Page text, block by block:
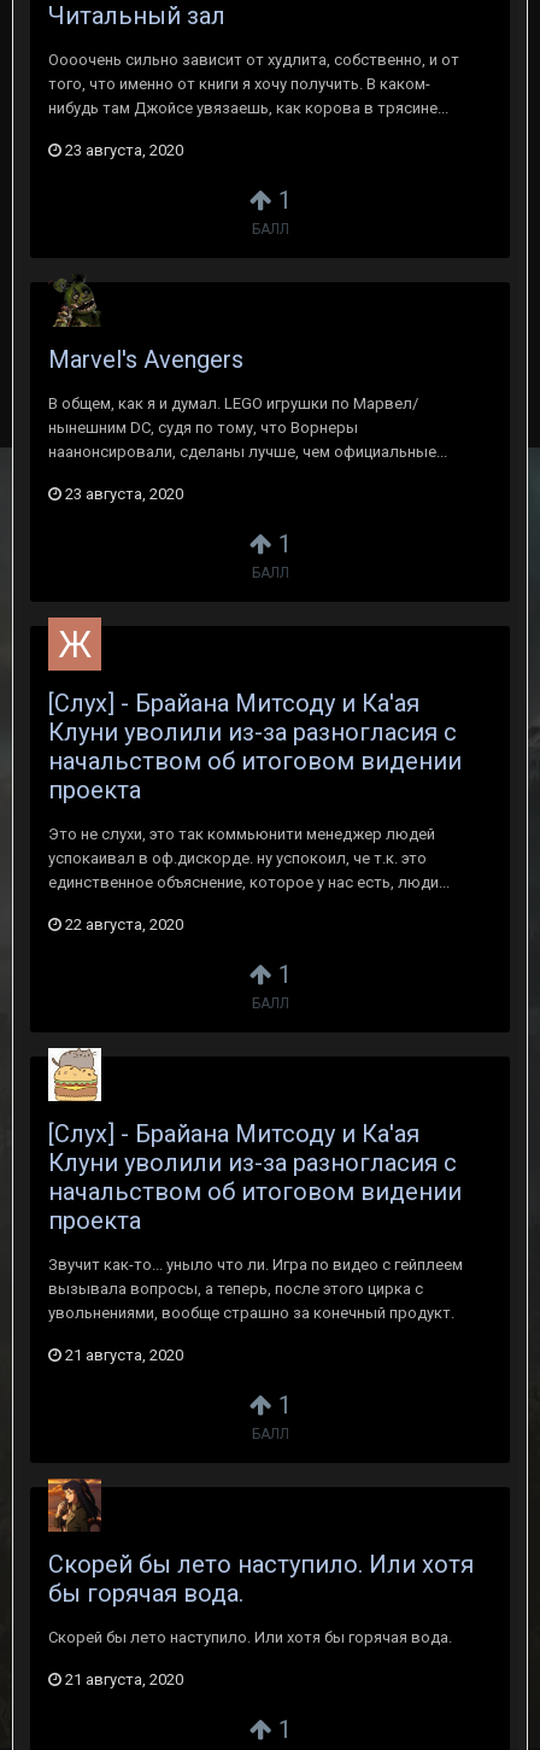
1
БАЛЛ
Читальный зал
Оооочень сильно зависит от худлита, собственно, и от
того, что именно от книги я хочу получить. В каком-
нибудь там Джойсе увязаешь, как корова в трясине...
23 августа, 2020
1
БАЛЛ
Marvel's Avengers
В общем, как я и думал. LEGO игрушки по Марвел/
нынешним DC, судя по тому, что Ворнеры
наанонсировали, сделаны лучше, чем официальные...
23 августа, 2020
1
БАЛЛ
[Слух] - Брайана Митсоду и Ка'ая
Клуни уволили из-за разногласия с
начальством об итоговом видении
проекта
Это не слухи, это так коммьюнити менеджер людей
успокаивал в оф.дискорде. ну успокоил, че т.к. это
единственное объяснение, которое у нас есть, люди...
22 августа, 2020
1
БАЛЛ
[Слух] - Брайана Митсоду и Ка'ая
Клуни уволили из-за разногласия с
начальством об итоговом видении
проекта
Звучит как-то... уныло что ли. Игра по видео с гейплеем
вызывала вопросы, а теперь, после этого цирка с
увольнениями, вообще страшно за конечный продукт.
21 августа, 2020
1
Скорей бы лето наступило. Или хотя
бы горячая вода.
Скорей бы лето наступило. Или хотя бы горячая вода.
21 августа, 2020